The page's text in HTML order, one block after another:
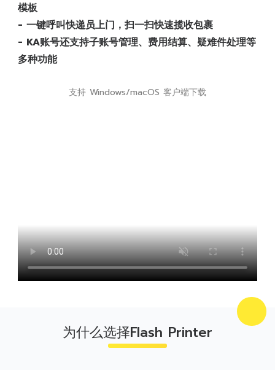
模板
- 一键呼叫快递员上门，扫一扫快速揽收包裹
- KA账号还支持子账号管理、费用结算、疑难件处理等
多种功能
支持 Windows/macOS 客户端下载
为什么选择Flash Printer